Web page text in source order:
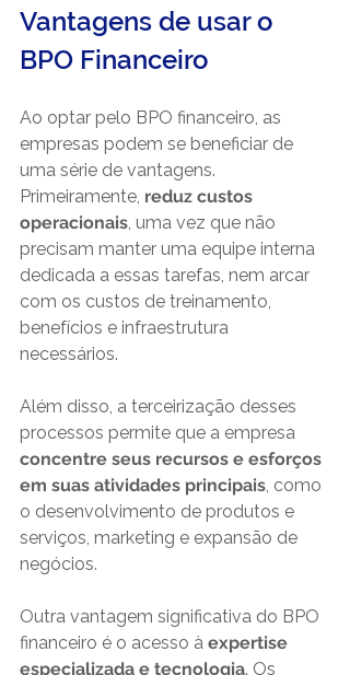
Vantagens de usar o
BPO Financeiro
Ao optar pelo BPO financeiro, as
empresas podem se beneficiar de
uma série de vantagens.
Primeiramente, reduz custos
operacionais, uma vez que não
precisam manter uma equipe interna
dedicada a essas tarefas, nem arcar
com os custos de treinamento,
benefícios e infraestrutura
necessários.
Além disso, a terceirização desses
processos permite que a empresa
concentre seus recursos e esforços
em suas atividades principais, como
o desenvolvimento de produtos e
serviços, marketing e expansão de
negócios.
Outra vantagem significativa do BPO
financeiro é o acesso à expertise
especializada e tecnologia. Os